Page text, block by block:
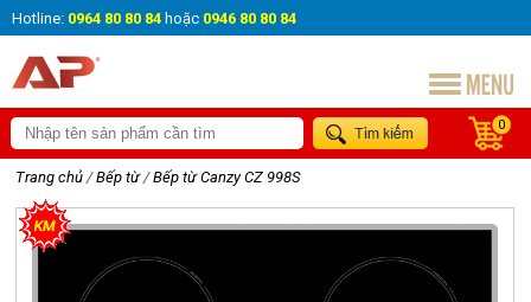
Hotline: 0964 80 80 84 hoặc 0946 80 80 84
0
Trang chủ / Bếp từ / Bếp từ Canzy CZ 998S